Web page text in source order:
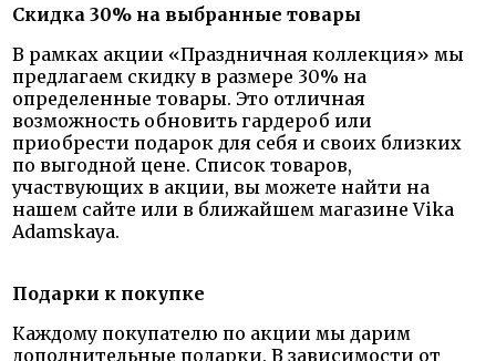
Скидка 30% на выбранные товары
В рамках акции «Праздничная коллекция» мы
предлагаем скидку в размере 30% на
определенные товары. Это отличная
возможность обновить гардероб или
приобрести подарок для себя и своих близких
по выгодной цене. Список товаров,
участвующих в акции, вы можете найти на
нашем сайте или в ближайшем магазине Vika
Adamskaya.
Подарки к покупке
Каждому покупателю по акции мы дарим
дополнительные подарки. В зависимости от